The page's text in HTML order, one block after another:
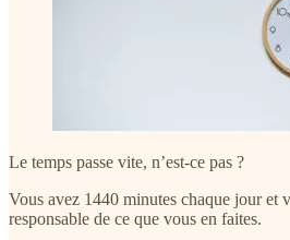
Le temps passe vite, n’est-ce pas ?
Vous avez 1440 minutes chaque jour et
responsable de ce que vous en faites.